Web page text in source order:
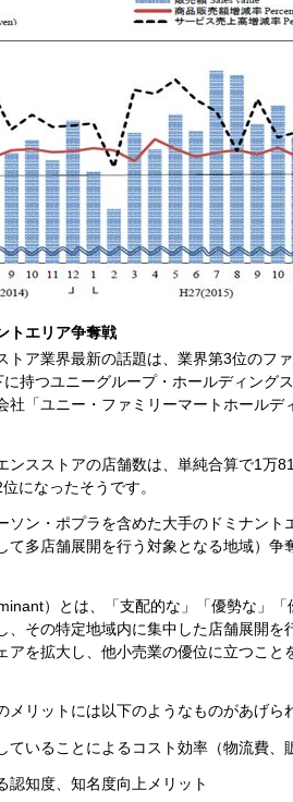
トエリア争奪戦
トア業界最新の話題は、業界第3位のフ
に持つユニーグループ・ホールディング
社「ユニー・ファミリーマートホールデ
ンスストアの店舗数は、単純合算で1万
になったそうです。
ソン・ポプラを含めた大手のドミナント
て多店舗展開を行う対象となる地域）争
）とは、「支配的な」「優勢な」
、その特定地域内に集中した店舗展開を
アを拡大し、他小売業の優位に立つこと
メリットには以下のようなものがあげら
ていることによるコスト効率（物流費、
認知度、知名度向上メリット